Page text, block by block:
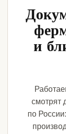
и
смотрят
по